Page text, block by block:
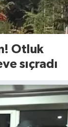
Otluk
sıçradı